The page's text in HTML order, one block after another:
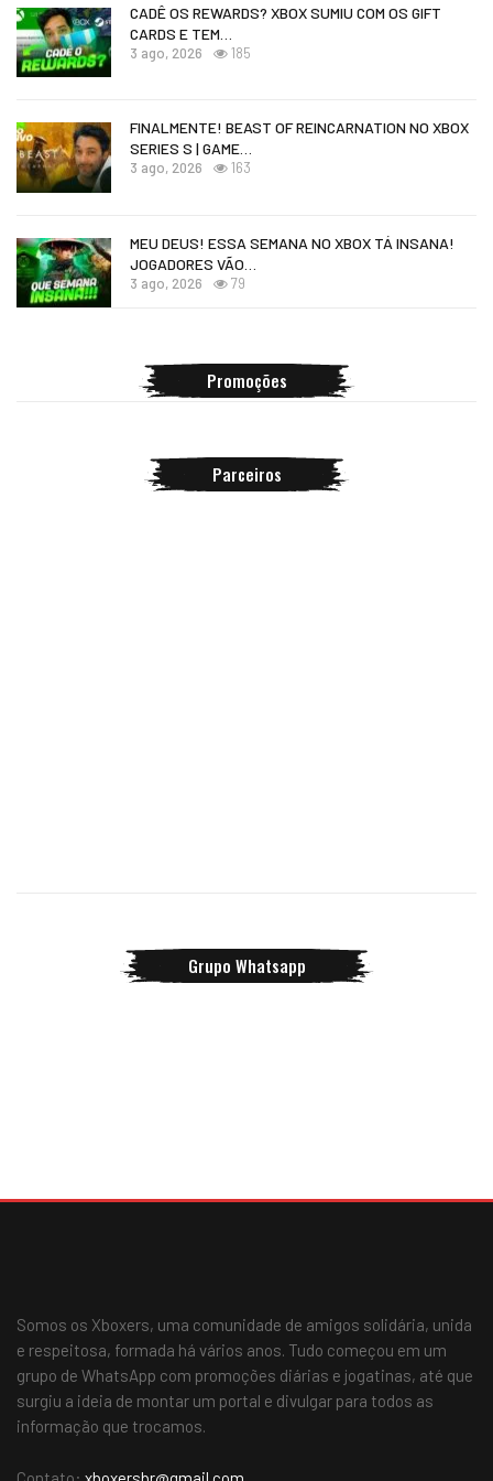
CADÊ OS REWARDS? XBOX SUMIU COM OS GIFT
CARDS E TEM…
3 ago, 2026 185
FINALMENTE! BEAST OF REINCARNATION NO XBOX
SERIES S | GAME…
3 ago, 2026 163
MEU DEUS! ESSA SEMANA NO XBOX TÁ INSANA!
JOGADORES VÃO…
3 ago, 2026 79
Promoções
Parceiros
Grupo Whatsapp
Somos os Xboxers, uma comunidade de amigos solidária, unida
e respeitosa, formada há vários anos. Tudo começou em um
grupo de WhatsApp com promoções diárias e jogatinas, até que
surgiu a ideia de montar um portal e divulgar para todos as
informação que trocamos.